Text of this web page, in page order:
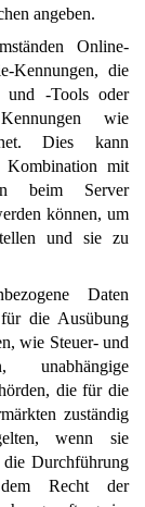
angeben.
Online-
Kennungen, die
und -Tools oder
wie
Dies kann
Kombination mit
beim Server
können, um
und sie zu
Daten
die Ausübung
wie Steuer- und
unabhängige
die für die
zuständig
wenn sie
die Durchführung
Recht der